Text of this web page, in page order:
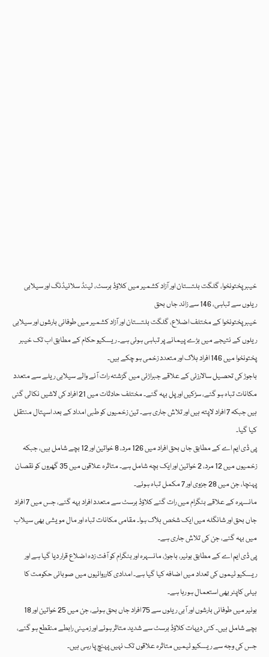
خیبر پختونخوا، گلگت بلتستان اور آزاد کشمیر میں کلاؤڈ برسٹ، لینڈ سلائیڈنگ اور سیلابی
ریلوں سے تباہی، 146 سے زائد جاں بحق
خیبر پختونخوا کے مختلف اضلاع، گلگت بلتستان اور آزاد کشمیر میں طوفانی بارشوں اور سیلابی
ریلوں کے نتیجے میں بڑے پیمانے پر تباہی ہوئی ہے۔ ریسکیو حکام کے مطابق اب تک خیبر
پختونخوا میں 146 افراد ہلاک اور متعدد زخمی ہو چکے ہیں۔
باجوڑ کی تحصیل سالارزئی کے علاقے جبراڑئی میں گزشتہ رات آنے والے سیلابی ریلے سے متعدد
مکانات تباہ ہو گئے، سڑکیں اور پل بہہ گئے۔ مختلف حادثات میں 21 افراد کی لاشیں نکالی گئی
ہیں جبکہ 7 افراد لاپتہ ہیں اور تلاش جاری ہے۔ تین زخمیوں کو طبی امداد کے بعد اسپتال منتقل
کیا گیا۔
پی ڈی ایم اے کے مطابق جاں بحق افراد میں 126 مرد، 8 خواتین اور 12 بچے شامل ہیں، جبکہ
زخمیوں میں 12 مرد، 2 خواتین اور ایک بچہ شامل ہے۔ متاثرہ علاقوں میں 35 گھروں کو نقصان
پہنچا، جن میں 28 جزوی اور 7 مکمل تباہ ہوئے۔
مانسہرہ کے علاقے بٹگرام میں رات گئے کلاؤڈ برسٹ سے متعدد افراد بہہ گئے، جس میں 7 افراد
جاں بحق اور شانگلہ میں ایک شخص ہلاک ہوا۔ مقامی مکانات تباہ اور مال مویشی بھی سیلاب
میں بہہ گئے، جن کی تلاش جاری ہے۔
پی ڈی ایم اے کے مطابق بونیر، باجوڑ، مانسہرہ اور بٹگرام کو آفت زدہ اضلاع قرار دیا گیا ہے اور
ریسکیو ٹیموں کی تعداد میں اضافہ کیا گیا ہے۔ امدادی کارروائیوں میں صوبائی حکومت کا
ہیلی کاپٹر بھی استعمال ہو رہا ہے۔
بونیر میں طوفانی بارشوں اور آبی ریلوں سے 75 افراد جاں بحق ہوئے، جن میں 25 خواتین اور 18
بچے شامل ہیں۔ کئی دیہات کلاؤڈ برسٹ سے شدید متاثر ہوئے اور زمینی رابطے منقطع ہو گئے،
جس کی وجہ سے ریسکیو ٹیمیں متاثرہ علاقوں تک نہیں پہنچ پا رہی ہیں۔